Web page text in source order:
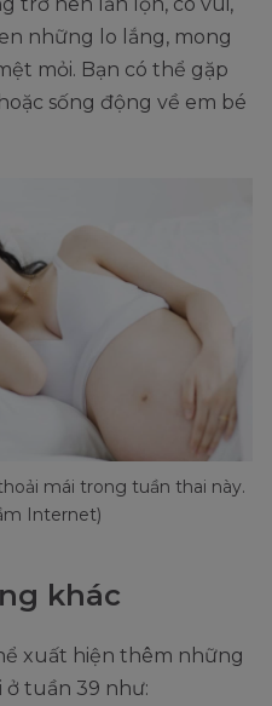
những lo lắng, mong
mỏi. Bạn có thể gặp
sống động về em bé
mái trong tuần thai này.
Internet)
khác
xuất hiện thêm những
tuần 39 như: